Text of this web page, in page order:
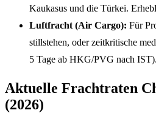
Kaukasus und die Türkei.
Luftfracht (Air Cargo): Für
stillstehen, oder zeitkritische
5 Tage ab HKG/PVG nach IST).
Aktuelle Frachtraten
(2026)